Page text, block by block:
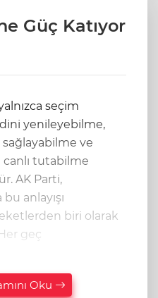
Güç Katıyor
seçim
yenileyebilme,
ve
canlı tutabilme
AK Parti,
anlayışı
biri olarak
devam ediyor. Her geç
Oku